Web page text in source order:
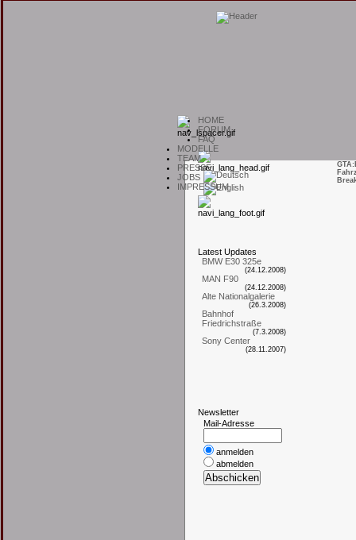
HOME
FORUM
FAQ
MODELLE
TEAM
PRESSE
JOBS
IMPRESSUM
L atest Updates
BMW E30 325e
(24.12.2008)
MAN F90
(24.12.2008)
Alte Nationalgalerie
(26.3.2008)
Bahnhof
Friedrichstraße
(7.3.2008)
Sony Center
(28.11.2007)
Newsletter
Mail-Adresse
anmelden
abmelden